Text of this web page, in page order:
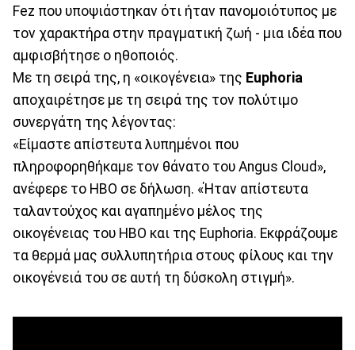
Fez που υποψιάστηκαν ότι ήταν πανομοιότυπος με
τον χαρακτήρα στην πραγματική ζωή - μια ιδέα που
αμφισβήτησε ο ηθοποιός.
Με τη σειρά της, η «οικογένεια» της Euphoria
αποχαιρέτησε με τη σειρά της τον πολύτιμο
συνεργάτη της λέγοντας:
«Είμαστε απίστευτα λυπημένοι που
πληροφορηθήκαμε τον θάνατο του Angus Cloud»,
ανέφερε το HBO σε δήλωση. «Ήταν απίστευτα
ταλαντούχος και αγαπημένο μέλος της
οικογένειας του HBO και της Euphoria. Εκφράζουμε
τα θερμά μας συλλυπητήρια στους φίλους και την
οικογένειά του σε αυτή τη δύσκολη στιγμή».